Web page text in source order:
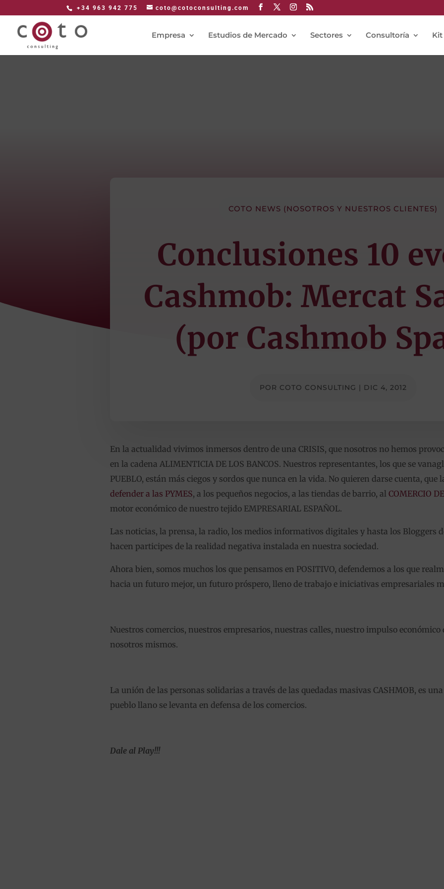
+34 963 942 775 coto@cotoconsulting.com
Empresa Estudios de Mercado Sectores Consultoría
COTO NEWS (NOSOTROS Y NUESTROS CLIENTES)
Conclusiones 10
Cashmob: Mercat
(por Cashmob
POR COTO CONSULTING | DIC 4, 2012
En la actualidad vivimos inmersos dentro de una CRISIS, que nosotros no hemos
en la cadena ALIMENTICIA DE LOS BANCOS. Nuestros representantes, los que se
PUEBLO, están más ciegos y sordos que nunca en la vida. No quieren darse cuenta, que
defender a las PYMES, a los pequeños negocios, a las tiendas de barrio, al COMERCIO
motor económico de nuestro tejido EMPRESARIAL ESPAÑOL.
Las noticias, la prensa, la radio, los medios informativos digitales y hasta los Bloggers
hacen participes de la realidad negativa instalada en nuestra sociedad.
Ahora bien, somos muchos los que pensamos en POSITIVO, defendemos a los que
hacia un futuro mejor, un futuro próspero, lleno de trabajo e iniciativas empresariales
Nuestros comercios, nuestros empresarios, nuestras calles, nuestro impulso económico
nosotros mismos.
La unión de las personas solidarias a través de las quedadas masivas CASHMOB, es una
pueblo llano se levanta en defensa de los comercios.
Dale al Play!!!